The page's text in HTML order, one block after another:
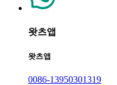
왓츠앱
왓츠앱
0086-13950301319